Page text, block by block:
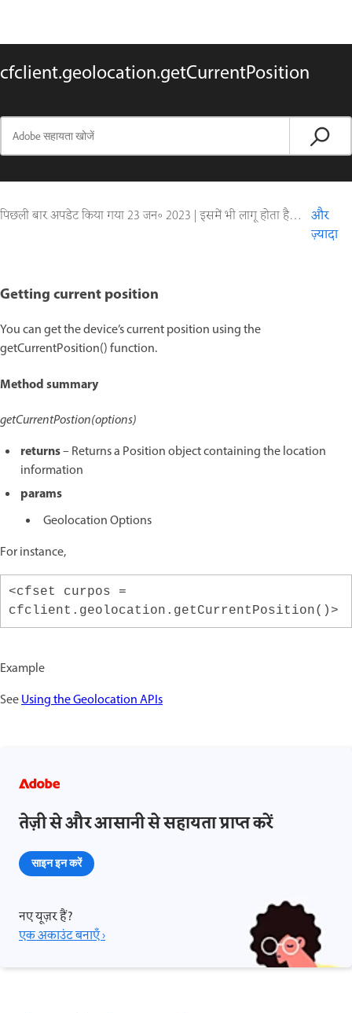
cfclient.geolocation.getCurrentPosition
पिछली बार अपडेट किया गया23 जन॰ 2023 | इसमें भी लागू होता है ColdFusion
और
ज़्यादा
Getting current position
You can get the device’s current position using the
getCurrentPosition() function.
Method summary
getCurrentPostion(options)
returns– Returns a Position object containing the location
information
params
Geolocation Options
For instance,
<cfset curpos =
cfclient.geolocation.getCurrentPosition()>
Example
SeeUsing the Geolocation APIs
तेज़ी से और आसानी से सहायता प्राप्त करें
साइन इन करें
नए यूज़र हैं?
एक अकाउंट बनाएँ ›